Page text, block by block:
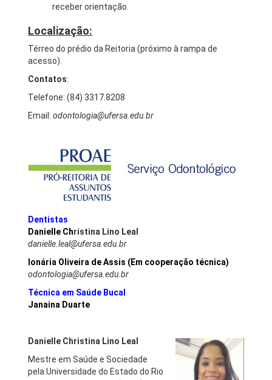
receber orientação.
Localização:
Térreo do prédio da Reitoria (próximo à rampa de
acesso).
Contatos:
Telefone: (84) 3317.8208
Email: odontologia@ufersa.edu.br
Dentistas
Danielle Christina Lino Leal
danielle.leal@ufersa.edu.br
Ionária Oliveira de Assis (Em cooperação técnica)
odontologia@ufersa.edu.br
Técnica em Saúde Bucal
Janaina Duarte
Danielle Christina Lino Leal
Mestre em Saúde e Sociedade
pela Universidade do Estado do Rio